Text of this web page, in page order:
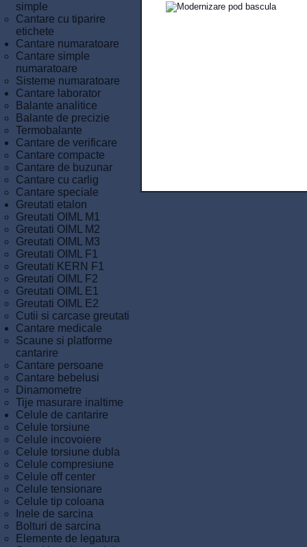
simple
Cantare cu tiparire
etichete
Cantare numaratoare
Cantare simple
numaratoare
Sisteme numaratoare
Cantare laborator
Balante analitice
Balante de precizie
Termobalante
Cantare de verificare
Cantare compacte
Cantare de buzunar
Cantare cu carlig
Cantare speciale
Greutati etalon
Greutati OIML M1
Greutati OIML M2
Greutati OIML M3
Greutati OIML F1
Greutati KERN F1
Greutati OIML F2
Greutati OIML E1
Greutati OIML E2
Cutii si carcase greutati
Cantare medicale
Scaune si platforme
cantarire
Cantare persoane
Cantare bebelusi
Dinamometre
Tije masurare inaltime
Celule de cantarire
Celule torsiune
Celule incovoiere
Celule torsiune dubla
Celule compresiune
Celule off center
Celule tensionare
Celule tip coloana
Inele de sarcina
Bolturi de sarcina
Elemente de legatura